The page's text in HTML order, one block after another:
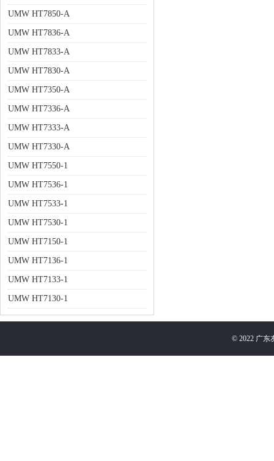
UMW HT7850-A
UMW HT7836-A
UMW HT7833-A
UMW HT7830-A
UMW HT7350-A
UMW HT7336-A
UMW HT7333-A
UMW HT7330-A
UMW HT7550-1
UMW HT7536-1
UMW HT7533-1
UMW HT7530-1
UMW HT7150-1
UMW HT7136-1
UMW HT7133-1
UMW HT7130-1
© 2022 广东